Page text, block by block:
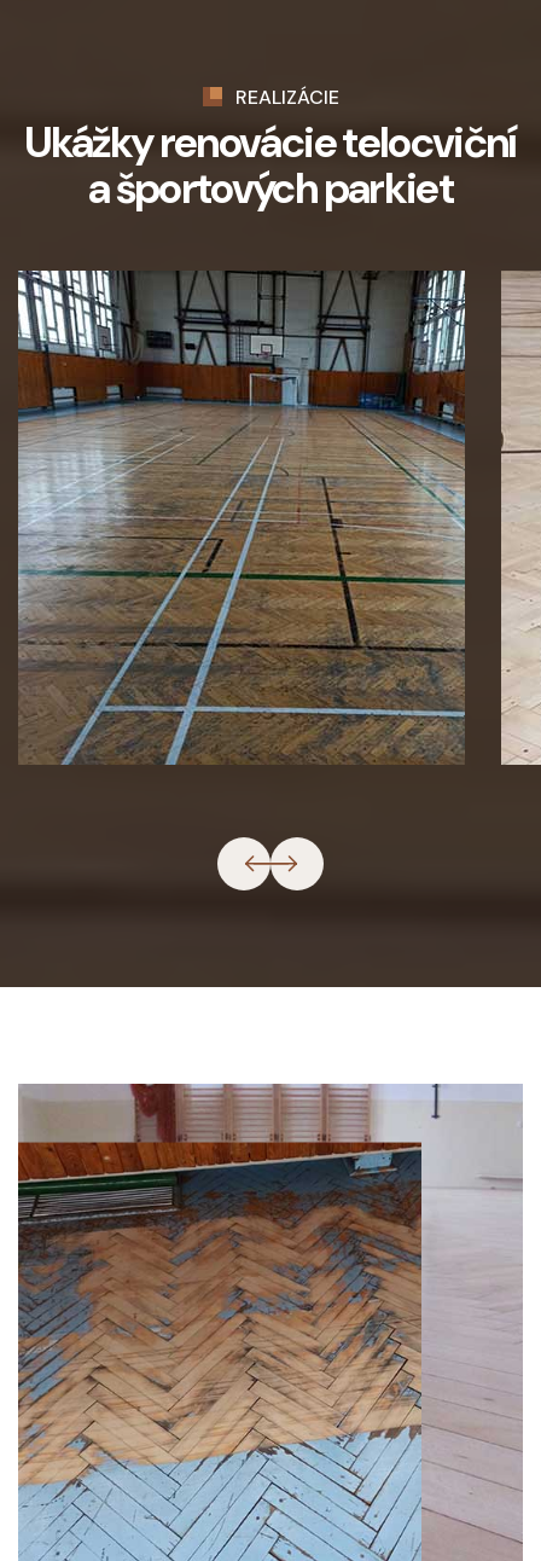
REALIZÁCIE
Ukážky renovácie telocviční
a športových parkiet